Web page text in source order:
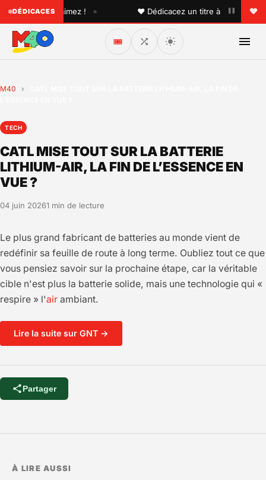
DÉDICACES
que vous aimez ! • ♥ Dédicacez un titre à vos proches
🎟️
M40 ›
TECH
CATL MISE TOUT SUR LA BATTERIE
LITHIUM-AIR, LA FIN DE L’ESSENCE EN
VUE ?
04 juin 20261 min de lecture
Le plus grand fabricant de batteries au monde vient de
redéfinir sa feuille de route à long terme. Oubliez tout ce que
vous pensiez savoir sur la prochaine étape, car la véritable
cible n'est plus la batterie solide, mais une technologie qui «
respire » l'air ambiant.
Lire la suite sur GNT →
Partager
À LIRE AUSSI